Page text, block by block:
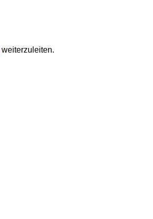
weiterzuleiten.